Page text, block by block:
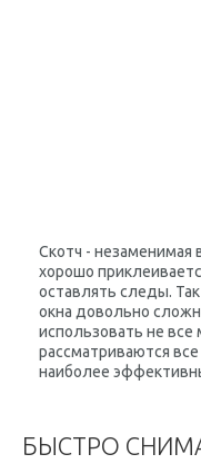
Скотч - незаменимая
хорошо
оставлять следы.
окна довольно
использовать не
рассматриваются
наиболее
БЫСТРО